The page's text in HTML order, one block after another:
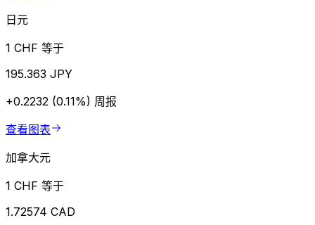
日元
1 CHF 等于
195.363 JPY
+0.2232 (0.11%) 周报
查看图表
加拿大元
1 CHF 等于
1.72574 CAD